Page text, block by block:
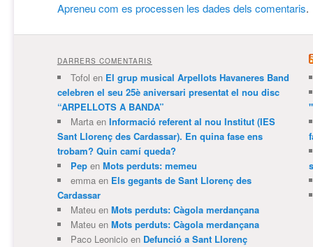
Apreneu com es processen les dades dels comentaris.
DARRERS COMENTARIS
Tofol en El grup musical Arpellots Havaneres Band
celebren el seu 25è aniversari presentat el nou disc
“ARPELLOTS A BANDA”
Martaen Informació referent al nou Institut (IES
Sant Llorenç des Cardassar). En quina fase ens
trobam? Quin camí queda?
Pepen Mots perduts: memeu
emmaen Els gegants de Sant Llorenç des
Cardassar
Mateuen Mots perduts: Càgola merdançana
Mateuen Mots perduts: Càgola merdançana
Paco Leonicioen Defunció a Sant Llorenç